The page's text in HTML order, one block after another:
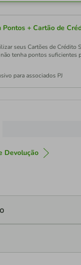
Pontos + Cartão de
seus Cartões de Crédito
tenha pontos suficientes
para associados PJ
Devolução